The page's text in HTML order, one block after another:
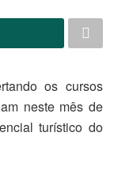
os cursos
neste mês de
turístico do